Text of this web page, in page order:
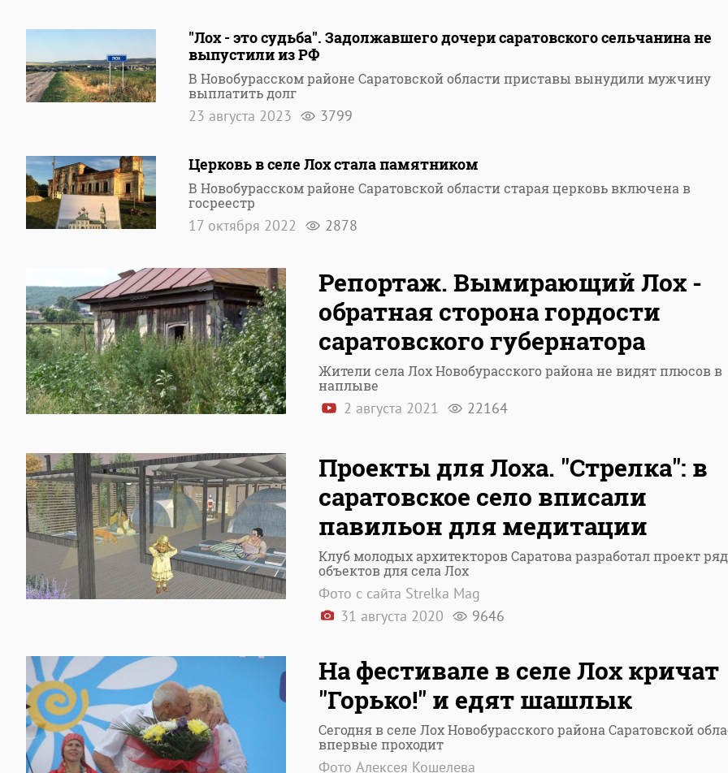
"Лох - это судьба". Задолжавшего дочери саратовского сельчанина не
выпустили из РФ
В Новобурасском районе Саратовской области приставы вынудили мужчину
выплатить долг
23 августа 2023 3799
Церковь в селе Лох стала памятником
В Новобурасском районе Саратовской области старая церковь включена в
госреестр
17 октября 2022 2878
Репортаж. Вымирающий Лох -
обратная сторона гордости
саратовского губернатора
Жители села Лох Новобурасского района не видят плюсов в
наплыве
2 августа 2021 22164
Проекты для Лоха. "Стрелка": в
саратовское село вписали
павильон для медитации
Клуб молодых архитекторов Саратова разработал проект
объектов для села Лох
Фото с сайта Strelka Mag
31 августа 2020
9646
На фестивале в селе Лох кричат
"Горько!" и едят шашлык
Сегодня в селе Лох Новобурасского района Саратовской
впервые проходит
Фото Алексея Кошелева